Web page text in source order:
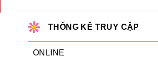
THỐNG KÊ TRUY CẬP
ONLINE